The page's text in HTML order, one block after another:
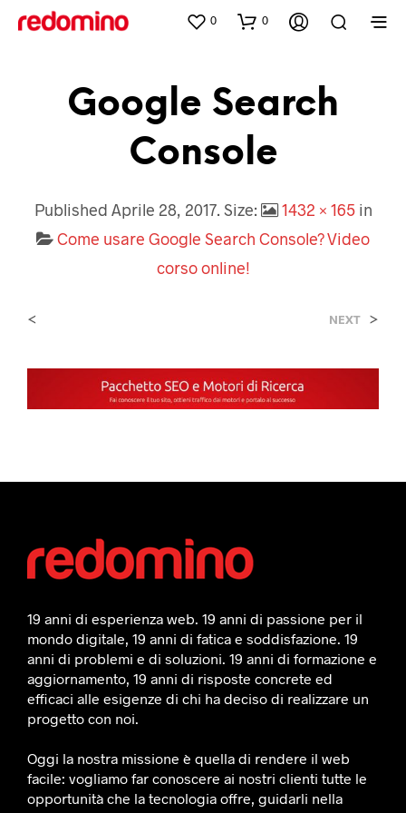
0 0
Google Search
Console
Published Aprile 28, 2017. Size: 1432 × 165in
Come usare Google Search Console? Video
corso online!
< NEXT >
19 anni di esperienza web. 19 anni di passione per il
mondo digitale, 19 anni di fatica e soddisfazione. 19
anni di problemi e di soluzioni. 19 anni di formazione e
aggiornamento, 19 anni di risposte concrete ed
efficaci alle esigenze di chi ha deciso di realizzare un
progetto con noi.
Oggi la nostra missione è quella di rendere il web
facile: vogliamo far conoscere ai nostri clienti tutte le
opportunità che la tecnologia offre, guidarli nella